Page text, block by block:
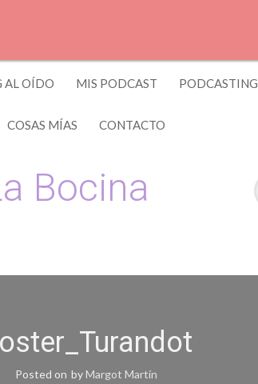
AL OÍDO MIS PODCAST PODCASTING
COSAS MÍAS CONTACTO
Bocina
Posted on byMargot Martín